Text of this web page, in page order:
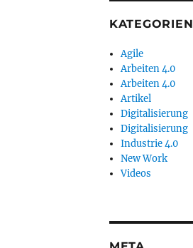
KATEGORIEN
Agile
Arbeiten 4.0
Arbeiten 4.0
Artikel
Digitalisierung
Digitalisierung
Industrie 4.0
New Work
Videos